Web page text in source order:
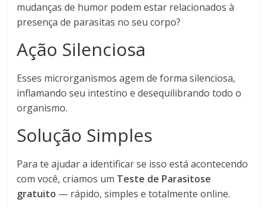
mudanças de humor podem estar relacionados à
presença de parasitas no seu corpo?
Ação Silenciosa
Esses microrganismos agem de forma silenciosa,
inflamando seu intestino e desequilibrando todo o
organismo.
Solução Simples
Para te ajudar a identificar se isso está acontecendo
com você, criamos um Teste de Parasitose
gratuito — rápido, simples e totalmente online.